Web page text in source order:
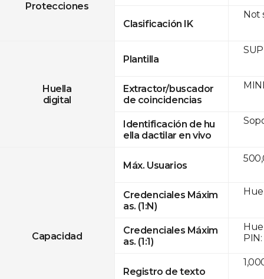
Protecciones
Clasificación IK
Huella
digital
Plantilla
Extractor/buscador
de coincidencias
Identificación de hu
ella dactilar en vivo
Capacidad
Máx. Usuarios
Credenciales Máxim
as. (1:N)
Credenciales Máxim
as. (1:1)
Registro de texto
Not